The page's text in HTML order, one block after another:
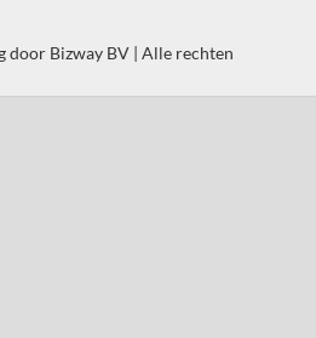
door Bizway BV | Alle rechten